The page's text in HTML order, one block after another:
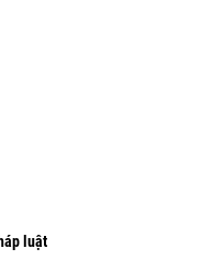
luật